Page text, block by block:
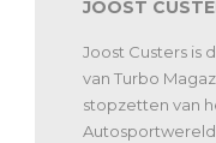
JOOST
Joost Custers is
van Turbo
stopzetten van